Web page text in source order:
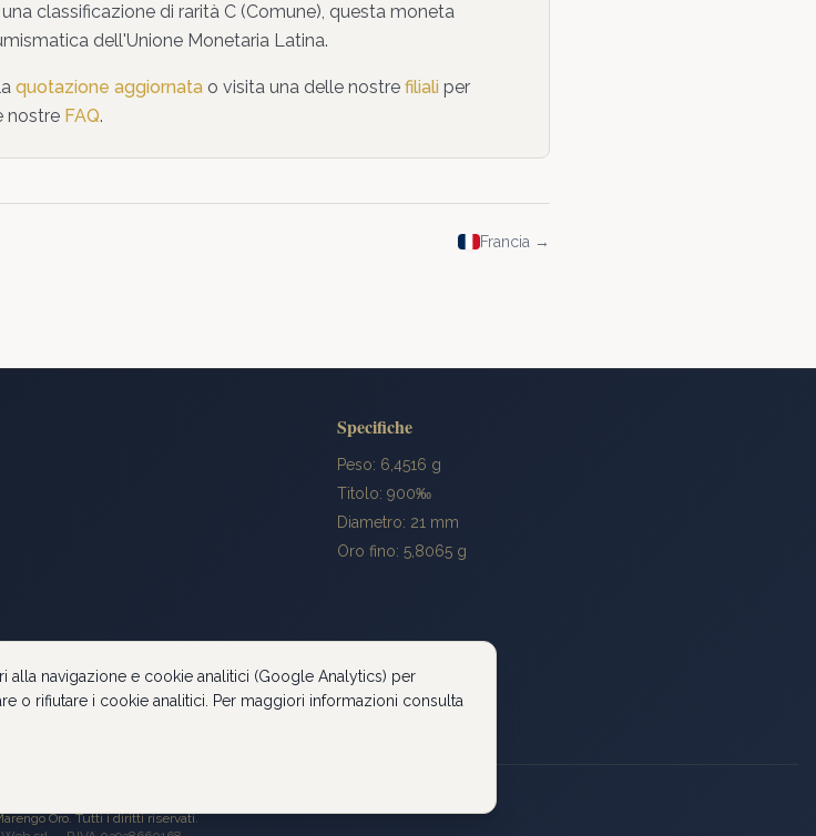
una classificazione di rarità C (Comune), questa moneta
dell'Unione Monetaria Latina.
quotazione aggiornata o visita una delle nostre filiali per
nostre FAQ.
Francia →
Specifiche
Peso: 6,4516 g
Titolo: 900‰
Diametro: 21 mm
Oro fino: 5,8065 g
Oro. Tutti i diritti riservati.
alla navigazione e cookie analitici (Google Analytics) per
o rifiutare i cookie analitici. Per maggiori informazioni consulta